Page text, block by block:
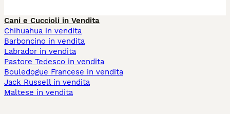
Cani e Cuccioli in Vendita
Chihuahua in vendita
Barboncino in vendita
Labrador in vendita
Pastore Tedesco in vendita
Bouledogue Francese in vendita
Jack Russell in vendita
Maltese in vendita